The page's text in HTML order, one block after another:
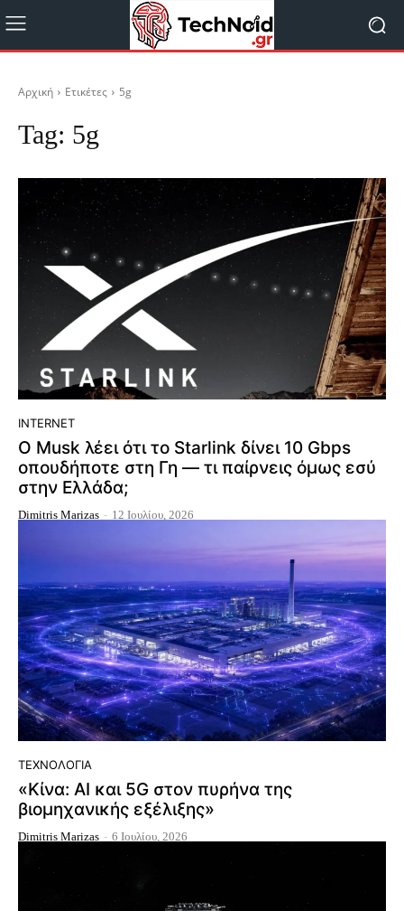
Αρχική Ετικέτες 5g
Tag: 5g
INTERNET
Ο Musk λέει ότι το Starlink δίνει 10 Gbps
οπουδήποτε στη Γη — τι παίρνεις όμως εσύ
στην Ελλάδα;
Dimitris Marizas - 12 Ιουλίου, 2026
ΤΕΧΝΟΛΟΓΊΑ
«Κίνα: AI και 5G στον πυρήνα της
βιομηχανικής εξέλιξης»
Dimitris Marizas - 6 Ιουλίου, 2026